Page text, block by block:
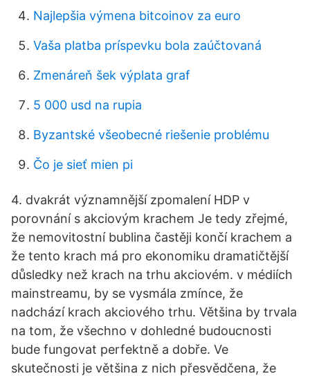
Najlepšia výmena bitcoinov za euro
Vaša platba príspevku bola zaúčtovaná
Zmenáreň šek výplata graf
5 000 usd na rupia
Byzantské všeobecné riešenie problému
Čo je sieť mien pi
4. dvakrát významnější zpomalení HDP v
porovnání s akciovým krachem Je tedy zřejmé,
že nemovitostní bublina častěji končí krachem a
že tento krach má pro ekonomiku dramatičtější
důsledky než krach na trhu akciovém. v médiích
mainstreamu, by se vysmála zmínce, že
nadchází krach akciového trhu. Většina by trvala
na tom, že všechno v dohledné budoucnosti
bude fungovat perfektně a dobře. Ve
skutečnosti je většina z nich přesvědčena, že